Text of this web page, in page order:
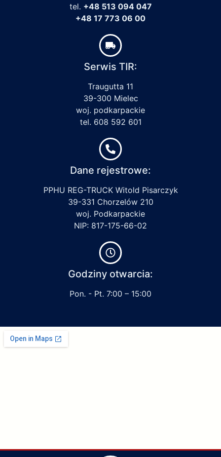
tel. +48 513 094 047
+48 17 773 06 00
Serwis TIR:
Traugutta 11
39-300 Mielec
woj. podkarpackie
tel. 608 592 601
Dane rejestrowe:
PPHU REG-TRUCK Witold Pisarczyk
39-331 Chorzelów 210
woj. Podkarpackie
NIP: 817-175-66-02
Godziny otwarcia:
Pon. - Pt. 7:00 – 15:00